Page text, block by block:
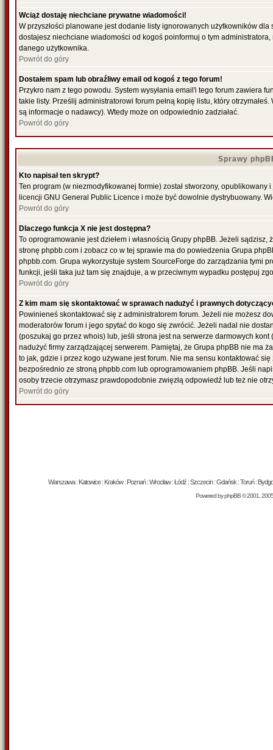
Wciąż dostaję niechciane prywatne wiadomości!
W przyszłości planowane jest dodanie listy ignorowanych użytkowników
dostajesz niechciane wiadomości od kogoś poinformuj o tym
danego użytkownika.
Powrót do góry
Dostałem spam lub obraźliwy email od kogoś z tego forum!
Przykro nam z tego powodu. System wysyłania email'i tego forum zawiera
takie listy. Prześlij administratorowi forum pełną kopię listu, który
są informacje o nadawcy). Wtedy może on odpowiednio zadziałać.
Powrót do góry
Sprawy
Kto napisał ten skrypt?
Ten program (w niezmodyfikowanej formie) został stworzony, opublikowany
licencji GNU General Public Licence i może być dowolnie dystrybuowany.
Powrót do góry
Dlaczego funkcja X nie jest dostępna?
To oprogramowanie jest dziełem i własnością Grupy phpBB. Jeżeli
stronę phpbb.com i zobacz co w tej sprawie ma do powiedzenia Grupa
phpbb.com. Grupa wykorzystuje system SourceForge do zarządzania tymi
funkcji, jeśli taka już tam się znajduje, a w przeciwnym wypadku postępuj
Powrót do góry
Z kim mam się skontaktować w sprawach nadużyć i prawnych
Powinieneś skontaktować się z administratorem forum. Jeżeli nie możesz
moderatorów forum i jego spytać do kogo się zwrócić. Jeżeli nadal nie
(poszukaj go przez whois) lub, jeśli strona jest na serwerze darmowych
nadużyć firmy zarządzającej serwerem. Pamiętaj, że Grupa phpBB nie ma
to jak, gdzie i przez kogo używane jest forum. Nie ma sensu kontaktować
bezpośrednio ze stroną phpbb.com lub oprogramowaniem phpBB. Jeśli
osoby trzecie otrzymasz prawdopodobnie zwięzłą odpowiedź lub też nie
Powrót do góry
Warszawa : Katowice : Kraków : Poznań : Wrocław : Łódź : Szczecin : Gdańsk : Toruń :
Powered byphpBB© 2001,